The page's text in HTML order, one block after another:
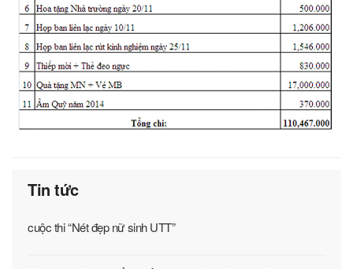
Tin tức
cuộc thi “Nét đẹp nữ sinh UTT”